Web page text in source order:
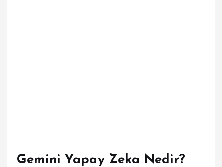
Gemini Yapay Zeka Nedir?